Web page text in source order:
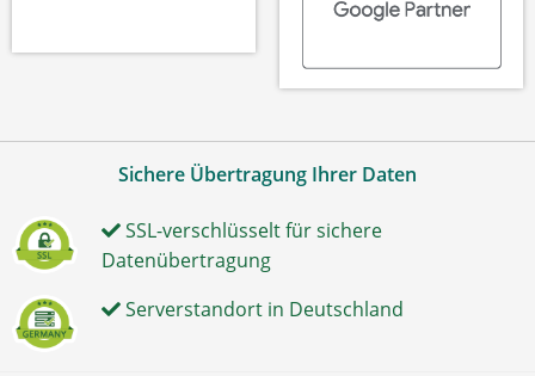
Sichere Übertragung Ihrer Daten
SSL-verschlüsselt für sichere
Datenübertragung
Serverstandort in Deutschland